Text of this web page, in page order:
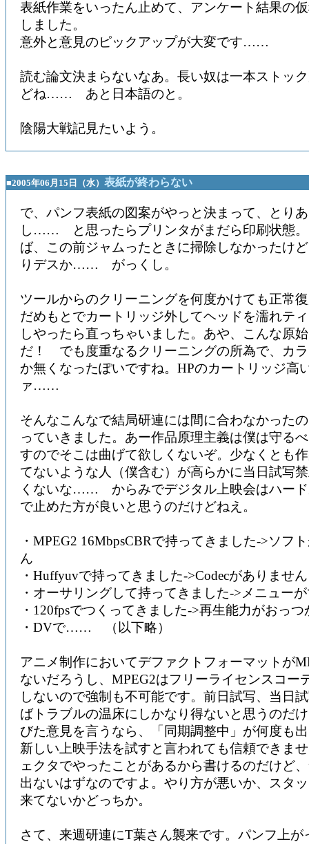
表紙作業をいったん止めて、アンケート結果の
しました。
意外と意見のピックアップが大変です……
読む論文決まらないなあ。長い奴は一本ストッ
どね…… あと日本語のと。
陰陽大戦記見たいよう。
■2005年06月15日（水） 表紙が終わらない
で、パンフ表紙の図案がやっと決まって、とり
し…… と思ったらプリンタがまだら印刷状態。
ば、この前ジャムったときに掃除しなかったけ
りデスか…… がっくし。
ツールからのクリーニングを何度かけても正常
だめもとでカートリッジ外してヘッドを濡れテ
しやったら直っちゃいました。あや、こんな原
だ！ でも度重なるクリーニングの所為で、カ
か無くなったぽいですね。HPのカートリッジ高
ァ……
そんなこんなで結局研連には間に合わなかった
っていきました。あー作品原理主義は僕は守る
すのでそこは曲げて欲しくないぞ。少なくとも
てないような人（僕含む）が高らかに当日試写
くないな…… からみでデジタル上映会はハード
で止めた方が良いと思うのだけどねえ。
・MPEG2 16MbpsCBRで持ってきました->ソフ
ん
・Huffyuvで持ってきました->Codecがありません
・オーサリングして持ってきました->メニュー
・120fpsでつくってきました->再生能力がおっつ
・DVで…… （以下略）
アニメ制作においてデファクトフォーマットが
ないだろうし、MPEG2はフリーライセンスコー
しないので強制も不可能です。前日試写、当日
ばトラブルの温床にしかなり得ないと思うのだ
びた意見を言うなら、「同期調整中」が何度も
新しい上映手法を試すと言われても信頼できま
ェクタでやったことがあるから書けるのだけど
出ないはずなのですよ。やり方が悪いか、スタ
来てないかどっちか。
さて、来週研連にT葉さん襲来です。パンフ上が